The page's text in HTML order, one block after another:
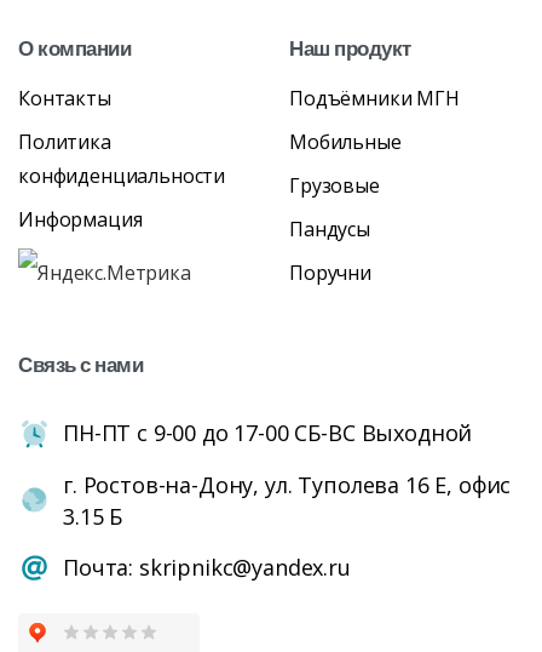
Окомпании
Контакты
Политика
конфиденциальности
Информация
Наш продукт
Подъёмники МГН
Мобильные
Грузовые
Пандусы
Поручни
Связьснами
ПН-ПТ с 9-00 до 17-00 СБ-ВС Выходной
г. Ростов-на-Дону, ул. Туполева 16 Е, офис
3.15 Б
Почта: skripnikc@yandex.ru